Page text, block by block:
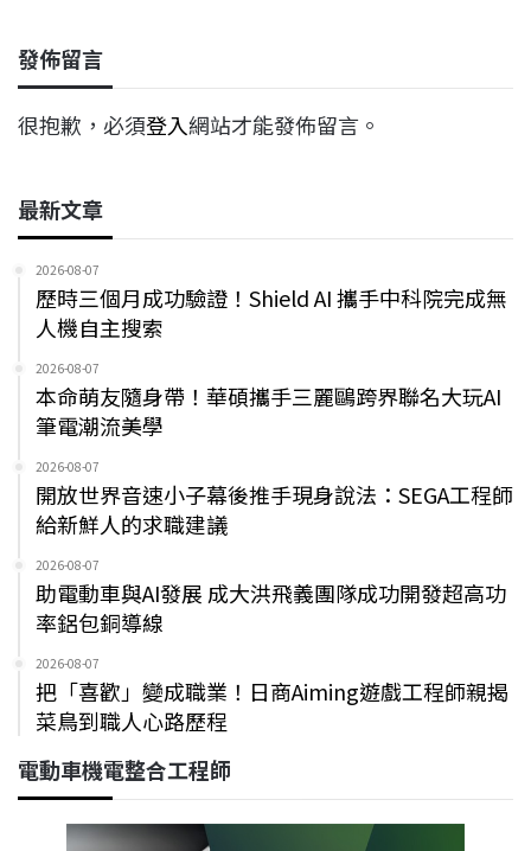
o
k
發佈留言
很抱歉，必須登入網站才能發佈留言。
最新文章
2026-08-07
歷時三個月成功驗證！Shield AI 攜手中科院完成無
人機自主搜索
2026-08-07
本命萌友隨身帶！華碩攜手三麗鷗跨界聯名大玩AI
筆電潮流美學
2026-08-07
開放世界音速小子幕後推手現身說法：SEGA工程師
給新鮮人的求職建議
2026-08-07
助電動車與AI發展 成大洪飛義團隊成功開發超高功
率鋁包銅導線
2026-08-07
把「喜歡」變成職業！日商Aiming遊戲工程師親揭
菜鳥到職人心路歷程
電動車機電整合工程師